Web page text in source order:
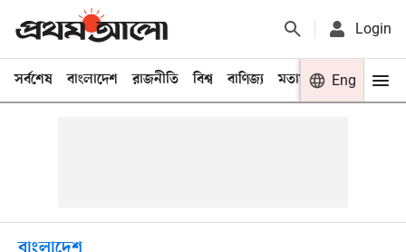
Login
সর্বশেষ বাংলাদেশ রাজনীতি বিশ্ব বাণিজ্য মতামত খেলা
Eng